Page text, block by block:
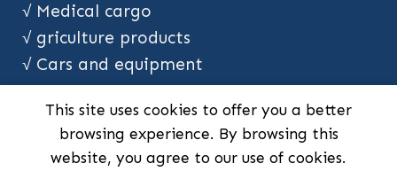
√ Medical cargo
√ griculture products
√ Cars and equipment
HOME SERVICES ABOUT US CONTACT
This site uses cookies to offer you a better
browsing experience. By browsing this
website, you agree to our use of cookies.